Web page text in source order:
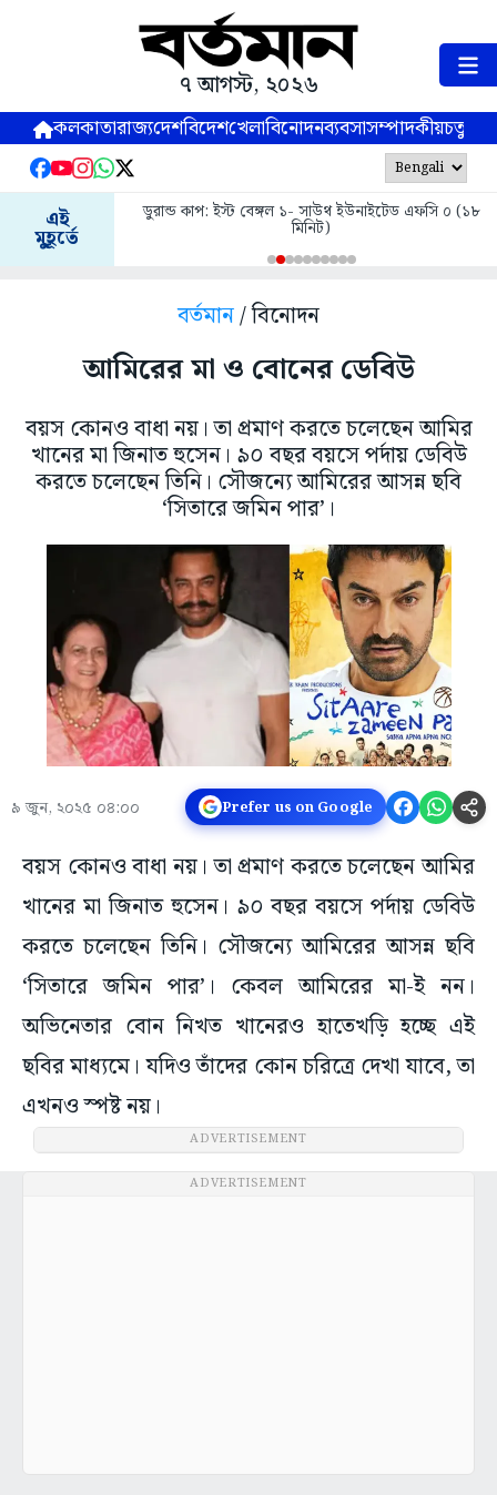
৭ আগস্ট, ২০২৬
কলকাতারাজ্যদেশবিদেশখেলাবিনোদনব্যবসাসম্পাদকীয়
এই
মুহূর্তে
ডুরান্ড কাপ: ইস্ট বেঙ্গল ১- সাউথ ইউনাইটেড এফসি ০ (১৮
মিনিট)
বর্তমান/ বিনোদন
আমিরের মা ও বোনের ডেবিউ
বয়স কোনও বাধা নয়। তা প্রমাণ করতে চলেছেন আমির
খানের মা জিনাত হুসেন। ৯০ বছর বয়সে পর্দায় ডেবিউ
করতে চলেছেন তিনি। সৌজন্যে আমিরের আসন্ন ছবি
‘সিতারে জমিন পার’।
৯ জুন, ২০২৫ ০৪:০০ Prefer us on Google
বয়স কোনও বাধা নয়। তা প্রমাণ করতে চলেছেন আমির
খানের মা জিনাত হুসেন। ৯০ বছর বয়সে পর্দায় ডেবিউ
করতে চলেছেন তিনি। সৌজন্যে আমিরের আসন্ন ছবি
‘সিতারে জমিন পার’। কেবল আমিরের মা-ই নন।
অভিনেতার বোন নিখত খানেরও হাতেখড়ি হচ্ছে এই
ছবির মাধ্যমে। যদিও তাঁদের কোন চরিত্রে দেখা যাবে, তা
এখনও স্পষ্ট নয়।
ADVERTISEMENT
ADVERTISEMENT